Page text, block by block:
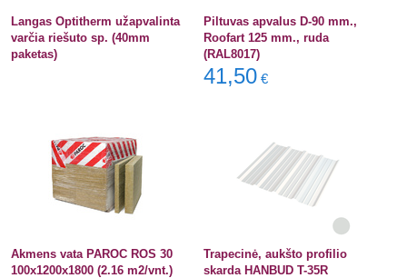
Langas Optitherm užapvalinta
varčia riešuto sp. (40mm
paketas)
Piltuvas apvalus D-90 mm.,
Roofart 125 mm., ruda
(RAL8017)
41,50 €
Akmens vata PAROC ROS 30
100x1200x1800 (2.16 m2/vnt.)
Trapecinė, aukšto profilio
skarda HANBUD T-35R